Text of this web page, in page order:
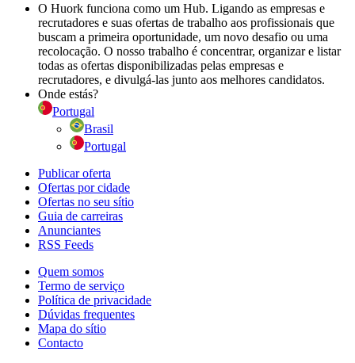
O Huork funciona como um Hub. Ligando as empresas e
recrutadores e suas ofertas de trabalho aos profissionais que
buscam a primeira oportunidade, um novo desafio ou uma
recolocação. O nosso trabalho é concentrar, organizar e listar
todas as ofertas disponibilizadas pelas empresas e
recrutadores, e divulgá-las junto aos melhores candidatos.
Onde estás?
Portugal
Brasil
Portugal
Publicar oferta
Ofertas por cidade
Ofertas no seu sítio
Guia de carreiras
Anunciantes
RSS Feeds
Quem somos
Termo de serviço
Política de privacidade
Dúvidas frequentes
Mapa do sítio
Contacto